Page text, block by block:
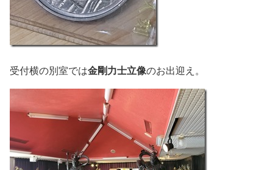
受付横の別室では金剛力士立像のお出迎え。